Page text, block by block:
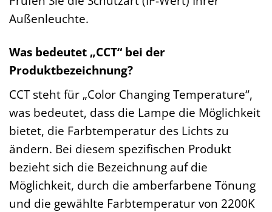
Außenleuchte.
Was bedeutet „CCT“ bei der
Produktbezeichnung?
CCT steht für „Color Changing Temperature“,
was bedeutet, dass die Lampe die Möglichkeit
bietet, die Farbtemperatur des Lichts zu
ändern. Bei diesem spezifischen Produkt
bezieht sich die Bezeichnung auf die
Möglichkeit, durch die amberfarbene Tönung
und die gewählte Farbtemperatur von 2200K